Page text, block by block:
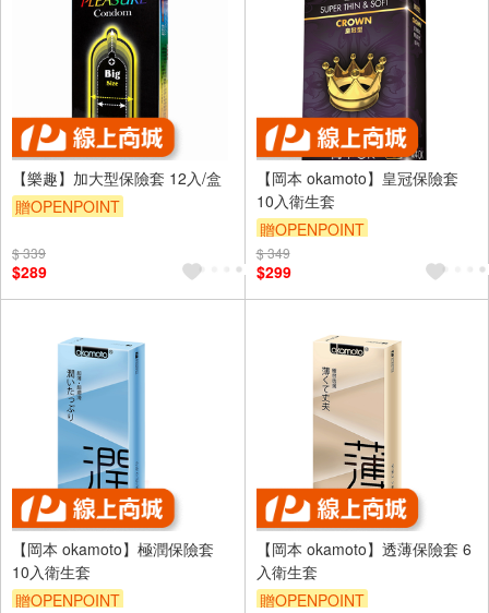
【樂趣】加大型保險套 12入/盒
贈OPENPOINT
$ 339
$289
【岡本 okamoto】皇冠保險套
10入衛生套
贈OPENPOINT
$ 349
$299
【岡本 okamoto】極潤保險套
10入衛生套
贈OPENPOINT
【岡本 okamoto】透薄保險套 6
入衛生套
贈OPENPOINT